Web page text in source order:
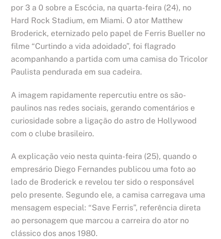
por 3 a 0 sobre a Escócia, na quarta-feira (24), no
Hard Rock Stadium, em Miami. O ator Matthew
Broderick, eternizado pelo papel de Ferris Bueller no
filme “Curtindo a vida adoidado”, foi flagrado
acompanhando a partida com uma camisa do Tricolor
Paulista pendurada em sua cadeira.
A imagem rapidamente repercutiu entre os são-
paulinos nas redes sociais, gerando comentários e
curiosidade sobre a ligação do astro de Hollywood
com o clube brasileiro.
A explicação veio nesta quinta-feira (25), quando o
empresário Diego Fernandes publicou uma foto ao
lado de Broderick e revelou ter sido o responsável
pelo presente. Segundo ele, a camisa carregava uma
mensagem especial: “Save Ferris”, referência direta
ao personagem que marcou a carreira do ator no
clássico dos anos 1980.